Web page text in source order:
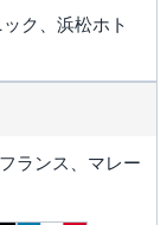
ク、浜松ホト
ランス、マレー